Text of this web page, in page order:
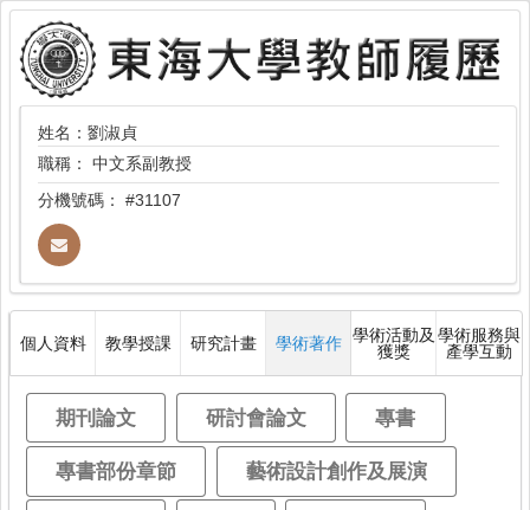
姓名：劉淑貞
職稱： 中文系副教授
分機號碼： #31107
個人資料 教學授課 研究計畫 學術著作 學術活動及
獲獎
學術服務與
產學互動
期刊論文 研討會論文 專書
專書部份章節 藝術設計創作及展演